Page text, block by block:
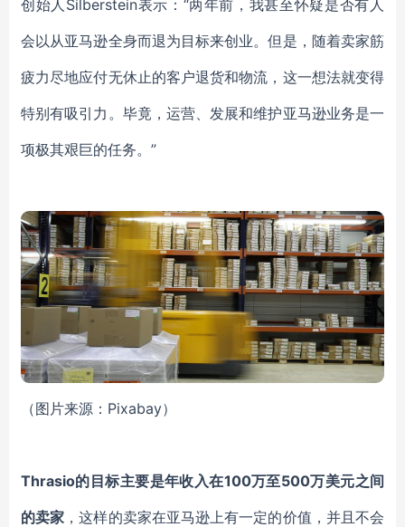
创始人Silberstein表示：“两年前，我甚至怀疑是否有人
会以从亚马逊全身而退为目标来创业。但是，随着卖家筋
疲力尽地应付无休止的客户退货和物流，这一想法就变得
特别有吸引力。毕竟，运营、发展和维护亚马逊业务是一
项极其艰巨的任务。”
（图片来源：Pixabay）
Thrasio的目标主要是年收入在100万至500万美元之间
的卖家 ，这样的卖家在亚马逊上有一定的价值，并且不会